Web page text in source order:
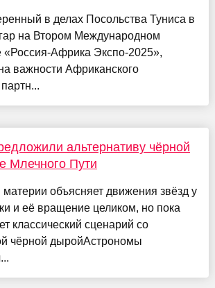
в делах Посольства Туниса в
на Втором Международном
«Россия-Африка Экспо-2025»,
важности Африканского
альтернативу чёрной
Млечного Пути
объясняет движения звёзд у
и её вращение целиком, но пока
классический сценарий со
чёрной дыройАстрономы